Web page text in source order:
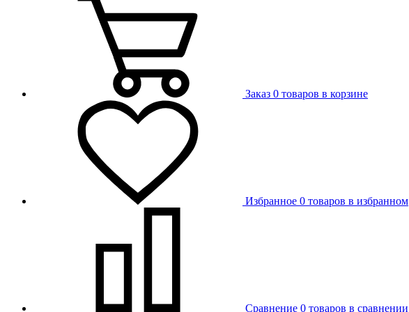
Заказ 0 товаров в корзине
Избранное 0 товаров в избранном
Сравнение 0 товаров в сравнении